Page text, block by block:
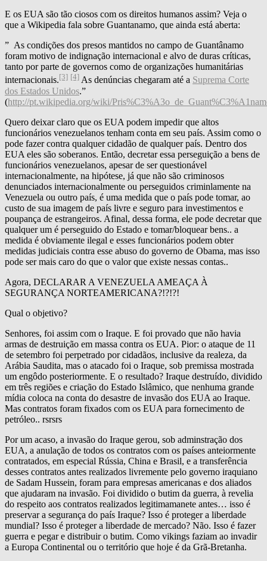
E os EUA são tão ciosos com os direitos humanos assim? Veja o
que a Wikipedia fala sobre Guantanamo, que ainda está aberta:
” As condições dos presos mantidos no campo de Guantânamo
foram motivo de indignação internacional e alvo de duras críticas,
tanto por parte de governos como de organizações humanitárias
internacionais.[3] [4] As denúncias chegaram até a Suprema Corte
dos Estados Unidos.”
(http://pt.wikipedia.org/wiki/
Quero deixar claro que os EUA podem impedir que altos
funcionários venezuelanos tenham conta em seu país. Assim como o
pode fazer contra qualquer cidadão de qualquer país. Dentro dos
EUA eles são soberanos. Então, decretar essa perseguição a bens de
funcionários venezuelanos, apesar de ser questionável
internacionalmente, na hipótese, já que não são criminosos
denunciados internacionalmente ou perseguidos criminlamente na
Venezuela ou outro país, é uma medida que o país pode tomar, ao
custo de sua imagem de país livre e seguro para investimentos e
poupança de estrangeiros. Afinal, dessa forma, ele pode decretar que
qualquer um é perseguido do Estado e tomar/bloquear bens.. a
medida é obviamente ilegal e esses funcionários podem obter
medidas judiciais contra esse abuso do governo de Obama, mas isso
pode ser mais caro do que o valor que existe nessas contas..
Agora, DECLARAR A VENEZUELA AMEAÇA À
SEGURANÇA NORTEAMERICANA?!?!?!
Qual o objetivo?
Senhores, foi assim com o Iraque. E foi provado que não havia
armas de destruição em massa contra os EUA. Pior: o ataque de 11
de setembro foi perpetrado por cidadãos, inclusive da realeza, da
Arábia Saudita, mas o atacado foi o Iraque, sob premissa mostrada
um engôdo posteriormente. E o resultado? Iraque destruído, dividido
em três regiões e criação do Estado Islâmico, que nenhuma grande
mídia coloca na conta do desastre de invasão dos EUA ao Iraque.
Mas contratos foram fixados com os EUA para fornecimento de
petróleo.. rsrsrs
Por um acaso, a invasão do Iraque gerou, sob adminstração dos
EUA, a anulação de todos os contratos com os países anteiormente
contratados, em especial Rússia, China e Brasil, e a transferência
desses contratos antes realizados livremente pelo governo iraquiano
de Sadam Hussein, foram para empresas americanas e dos aliados
que ajudaram na invasão. Foi dividido o butim da guerra, à revelia
do respeito aos contratos realizados legitimamanete antes… isso é
preservar a segurança do país Iraque? Isso é proteger a liberdade
mundial? Isso é proteger a liberdade de mercado? Não. Isso é fazer
guerra e pegar e distribuir o butim. Como vikings faziam ao invadir
a Europa Continental ou o território que hoje é da Grã-Bretanha.